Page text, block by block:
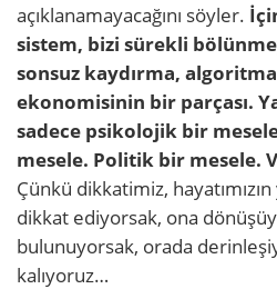
açıklanamayacağını söyler.
sistem, bizi sürekli
sonsuz kaydırma,
ekonomisinin bir parçası.
sadece psikolojik bir
mesele. Politik bir mesele.
Çünkü dikkatimiz,
dikkat ediyorsak, ona
bulunuyorsak, orada
kalıyoruz…